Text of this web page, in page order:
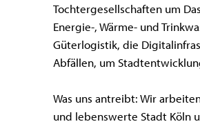
Tochtergesellschaften um
Energie-, Wärme- und
Güterlogistik, die
Abfällen, um
Was uns antreibt: Wir
und lebenswerte Stadt Köln